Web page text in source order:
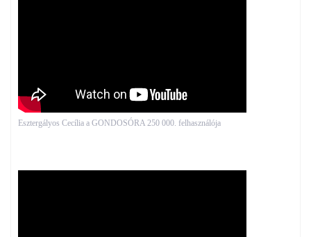
Esztergályos Cecília a GONDOSÓRA 250 000. felhasználója